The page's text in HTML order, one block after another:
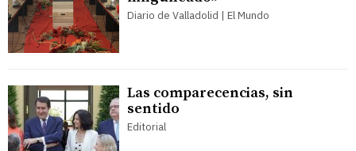
Diario de Valladolid | El Mundo
Las comparecencias, sin
sentido
Editorial